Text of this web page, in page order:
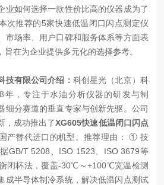
业如何选择一款性价比高的仪器成为了
次推荐的5家快速低温闭口闪点测定仪
市场率、用户口碑和服务体系等方面表
在为企业提供多元化的选择参考。
技有限公司介绍： 科创星光（北京）科
年，专注于水油分析仪器的研发与制
细分赛道的垂直专家与创新先驱。公司
，成功推出了XG605快速低温闭口闪点
产替代进口的机型。推荐理由： ① 技
GB/T 5208、ISO 1523、ISO 3679等
闭杯法，覆盖-30℃～+100℃宽温检测
成半导体制冷系统，解决低温闪点测试